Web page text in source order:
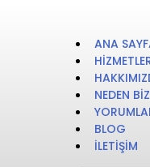
ANA
NEDEN
BLOG
İLETIŞIM